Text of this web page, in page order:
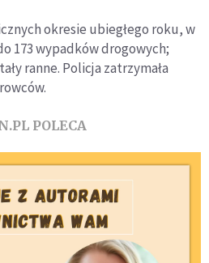
okresie ubiegłego roku, w
173 wypadków drogowych;
ranne. Policja zatrzymała
POLECA